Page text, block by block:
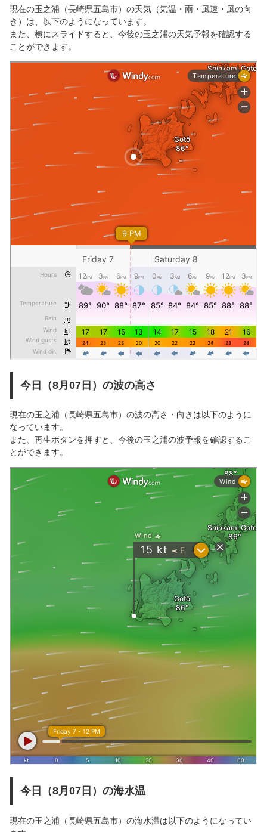
現在の玉之浦（長崎県五島市）の天気（気温・雨・風速・風の向
き）は、以下のようになっています。
また、横にスライドすると、今後の玉之浦の天気予報を確認する
ことができます。
今日（8月07日）の波の高さ
現在の玉之浦（長崎県五島市）の波の高さ・向きは以下のように
なっています。
また、再生ボタンを押すと、今後の玉之浦の波予報を確認するこ
とができます。
今日（8月07日）の海水温
現在の玉之浦（長崎県五島市）の海水温は以下のようになってい